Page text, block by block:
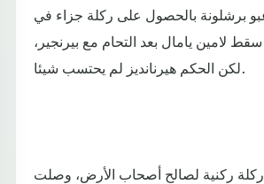
برشلونة بالحصول على ركلة جزاء في
حيث سقط لامين يامال بعد التحام مع بيرنجير،
لكن الحكم هيرنانديز لم يحتسب شيئا.
ركنية لصالح أصحاب الأرض، وصلت